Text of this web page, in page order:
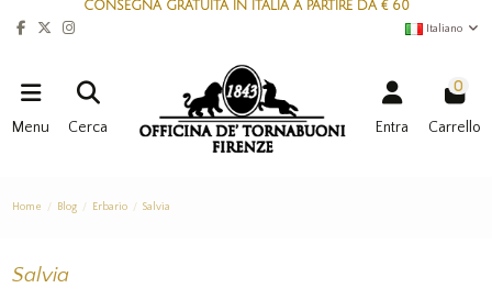
CONSEGNA GRATUITA IN ITALIA A PARTIRE DA € 60
Italiano
Menu Cerca Entra
0
Carrello
Home Blog Erbario Salvia
Salvia